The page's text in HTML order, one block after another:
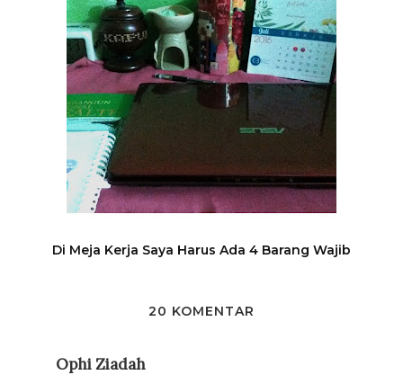
Di Meja Kerja Saya Harus Ada 4 Barang Wajib
20 KOMENTAR
Ophi Ziadah